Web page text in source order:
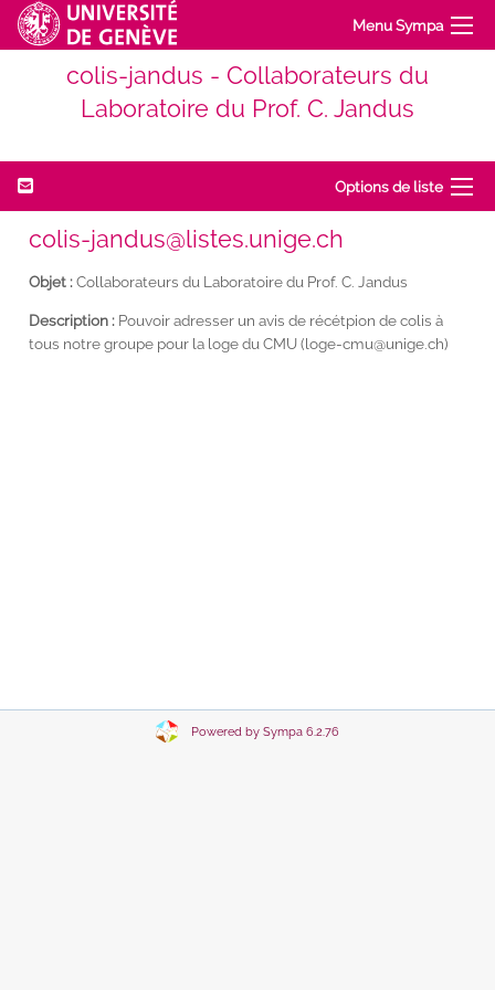
Menu Sympa
colis-jandus - Collaborateurs du
Laboratoire du Prof. C. Jandus
Options de liste
colis-jandus@listes.unige.ch
Objet :Collaborateurs du Laboratoire du Prof. C. Jandus
Description : Pouvoir adresser un avis de récétpion de colis à
tous notre groupe pour la loge du CMU (loge-cmu@unige.ch)
Powered by Sympa 6.2.76